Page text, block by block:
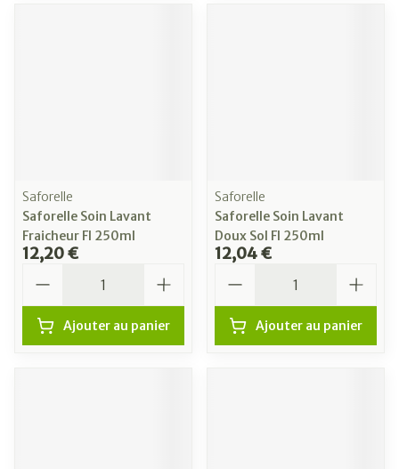
Saforelle
Saforelle Soin Lavant
Fraicheur Fl 250ml
12,20 €
Ajouter au panier
Saforelle
Saforelle Soin Lavant
Doux Sol Fl 250ml
12,04 €
Ajouter au panier